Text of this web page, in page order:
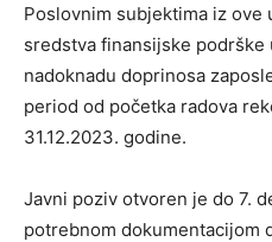
Poslovnim subjektima iz
sredstva finansijske podrške
nadoknadu doprinosa
period od početka radova
31.12.2023. godine.
Javni poziv otvoren je do 7.
potrebnom dokumentacijom